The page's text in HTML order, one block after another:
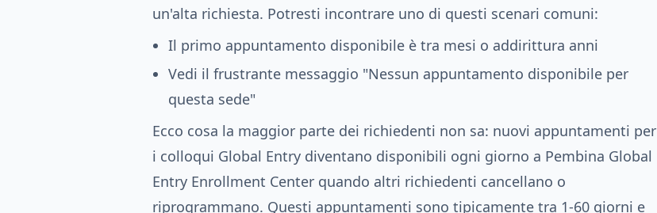
un'alta richiesta. Potresti incontrare uno di questi scenari comuni:
Il primo appuntamento disponibile è tra mesi o addirittura anni
Vedi il frustrante messaggio "Nessun appuntamento disponibile per
questa sede"
Ecco cosa la maggior parte dei richiedenti non sa: nuovi appuntamenti per
i colloqui Global Entry diventano disponibili ogni giorno a Pembina Global
Entry Enrollment Center quando altri richiedenti cancellano o
riprogrammano. Questi appuntamenti sono tipicamente tra 1-60 giorni e